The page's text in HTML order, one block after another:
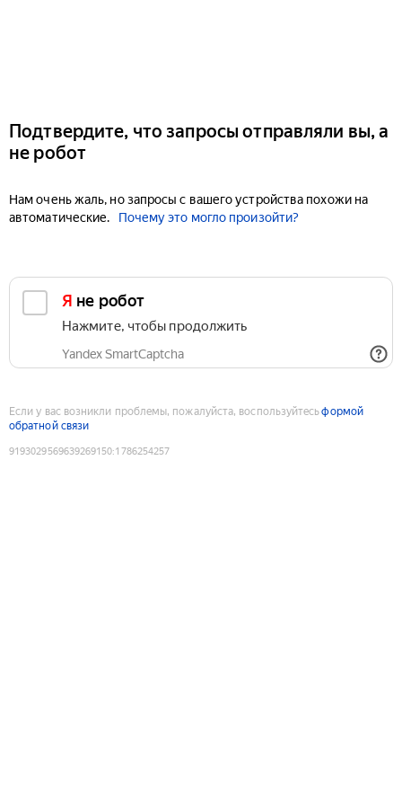
Подтвердите, что запросы отправляли вы, а
не робот
Нам очень жаль, но запросы с вашего устройства похожи на
автоматические.
Почему это могло произойти?
Я не робот
Нажмите, чтобы продолжить
Yandex SmartCaptcha
Если у вас возникли проблемы, пожалуйста, воспользуйтесьформой
обратной связи
9193029569639269150:1786254257